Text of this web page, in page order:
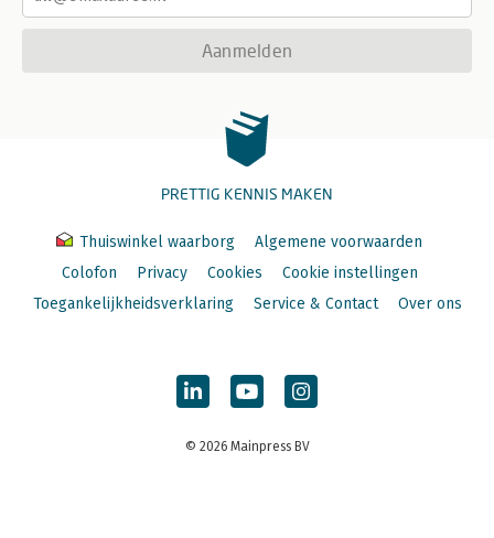
Aanmelden
PRETTIG KENNIS MAKEN
Thuiswinkel waarborg
Algemene voorwaarden
Colofon
Privacy Cookies
Cookie instellingen
Toegankelijkheidsverklaring
Service & Contact Over ons
© 2026 Mainpress BV